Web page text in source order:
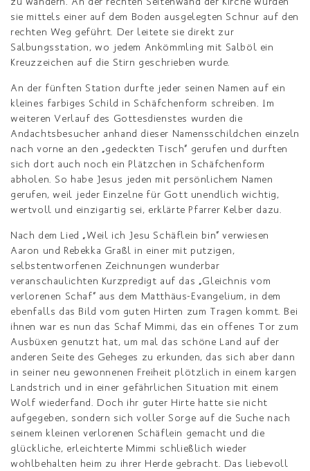
sie mittels einer auf dem Boden ausgelegten Schnur auf den
rechten Weg geführt. Der leitete sie direkt zur
Salbungsstation, wo jedem Ankömmling mit Salböl ein
Kreuzzeichen auf die Stirn geschrieben wurde.
An der fünften Station durfte jeder seinen Namen auf ein
kleines farbiges Schild in Schäfchenform schreiben. Im
weiteren Verlauf des Gottesdienstes wurden die
Andachtsbesucher anhand dieser Namensschildchen einzeln
nach vorne an den „gedeckten Tisch“ gerufen und durften
sich dort auch noch ein Plätzchen in Schäfchenform
abholen. So habe Jesus jeden mit persönlichem Namen
gerufen, weil jeder Einzelne für Gott unendlich wichtig,
wertvoll und einzigartig sei, erklärte Pfarrer Kelber dazu.
Nach dem Lied „Weil ich Jesu Schäflein bin“ verwiesen
Aaron und Rebekka Graßl in einer mit putzigen,
selbstentworfenen Zeichnungen wunderbar
veranschaulichten Kurzpredigt auf das „Gleichnis vom
verlorenen Schaf“ aus dem Matthäus-Evangelium, in dem
ebenfalls das Bild vom guten Hirten zum Tragen kommt. Bei
ihnen war es nun das Schaf Mimmi, das ein offenes Tor zum
Ausbüxen genutzt hat, um mal das schöne Land auf der
anderen Seite des Geheges zu erkunden, das sich aber dann
in seiner neu gewonnenen Freiheit plötzlich in einem kargen
Landstrich und in einer gefährlichen Situation mit einem
Wolf wiederfand. Doch ihr guter Hirte hatte sie nicht
aufgegeben, sondern sich voller Sorge auf die Suche nach
seinem kleinen verlorenen Schäflein gemacht und die
glückliche, erleichterte Mimmi schließlich wieder
wohlbehalten heim zu ihrer Herde gebracht. Das liebevoll